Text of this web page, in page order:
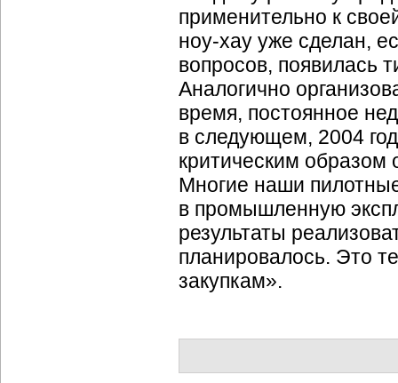
применительно к
ноу-хау уже сделан,
вопросов, появилась
Аналогично
время, постоянное
в следующем, 2004
критическим образом
Многие наши
в промышленную
результаты
планировалось. Это
закупкам».